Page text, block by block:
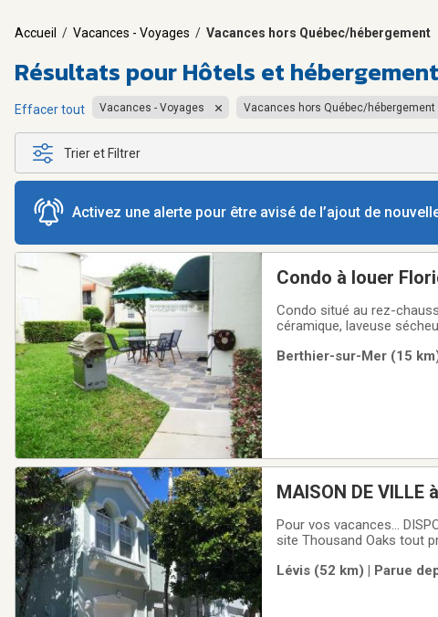
Accueil / Vacances - Voyages / Vacances hors Québec/hébergement
Résultats pourHôtels et
Effacer tout Vacances - Voyages Vacances hors Québec/hébergement
Trier et Filtrer
Activez une alerte pour être avisé de l’ajout de
Condo situé au rez-
céramique, laveuse
de plage, parasols et
Berthier-sur-Mer (15
MAISON DE
Pour vos vacances...
site Thousand Oaks tout
est située au 2ème étage
Lévis (52 km) | Parue